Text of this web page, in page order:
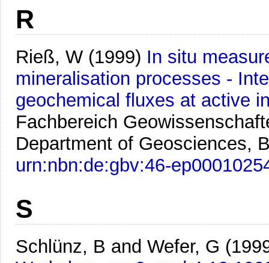
R
Rieß, W (1999) In situ
mineralisation processes -
geochemical fluxes at active
Fachbereich
Department of Geosciences,
urn:nbn:de:gbv:46-
S
Schlünz, B and Wefer, G